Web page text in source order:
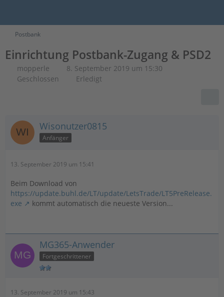
Postbank
Einrichtung Postbank-Zugang & PSD2
mopperle
8. September 2019 um 15:30
Geschlossen
Erledigt
Wisonutzer0815
Anfänger
13. September 2019 um 15:41
Beim Download von
https://update.buhl.de/LT/update/LetsTrade/LT5PreRelease.
exe
kommt automatisch die neueste Version...
MG365-Anwender
Fortgeschrittener
13. September 2019 um 15:43